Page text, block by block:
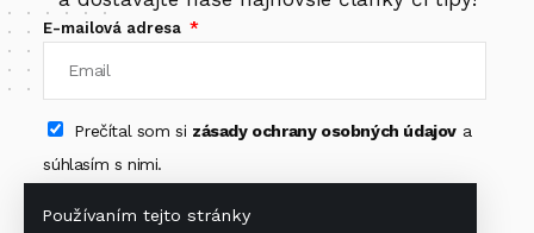
Používaním tejto stránky
E-mailová adresa
Prečítal som si zásady ochrany osobných údajova
súhlasím s nimi.
Odoberať newsletter